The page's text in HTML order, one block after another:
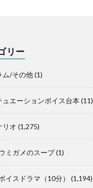
リー
ム/その他(1)
ュエーションボイス台本 (11)
リオ (1,275)
ミガメのスープ(1)
イスドラマ（10分） (1,194)